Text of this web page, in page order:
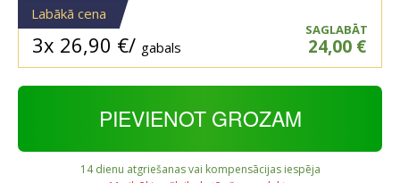
Labākā cena
3x 26,90 €/ gabals
SAGLABĀT
24,00 €
PIEVIENOT GROZAM
14 dienu atgriešanas vai kompensācijas iespēja